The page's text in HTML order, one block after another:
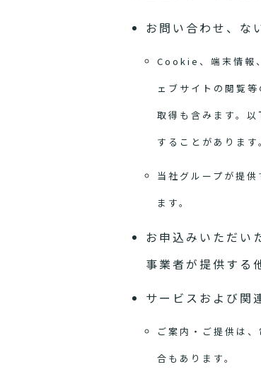
お問い合わせ、な
Cookie、端末情報
ェブサイトの閲覧
取得も含みます。
することがあります
当社グループが提
ます。
お申込みいただい
事業者が提供する
サービスおよび関
ご案内・ご提供は
合もあります。